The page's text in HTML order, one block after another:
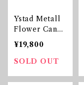
Ystad Metall
Flower Candl
e Holder pur
ple 一輪
¥19,800
SOLD OUT